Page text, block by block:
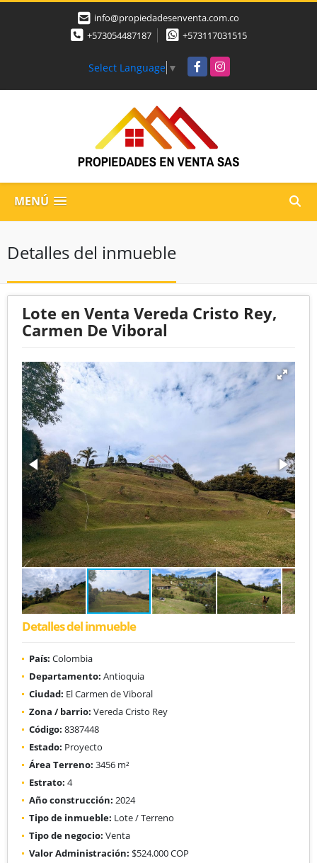
info@propiedadesenventa.com.co
+573054487187
+573117031515
Select Language ▼ FacebookInstagram
MENÚ
Detalles del inmueble
Lote en Venta Vereda Cristo Rey,
Carmen De Viboral
Detalles del inmueble
País: Colombia
Departamento: Antioquia
Ciudad: El Carmen de Viboral
Zona / barrio: Vereda Cristo Rey
Código: 8387448
Estado: Proyecto
Área Terreno: 3456 m²
Estrato: 4
Año construcción: 2024
Tipo de inmueble: Lote / Terreno
Tipo de negocio: Venta
Valor Administración: $524.000 COP